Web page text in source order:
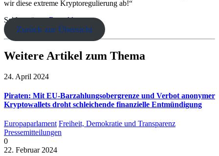
wir diese extreme Kryptoregulierung ab!“
Schlagwörter: Bargeld
Zurück zur Übersicht
Weitere Artikel zum Thema
24. April 2024
Piraten: Mit EU-Barzahlungsobergrenze und Verbot anonymer
Kryptowallets droht schleichende finanzielle Entmündigung
Europaparlament Freiheit, Demokratie und Transparenz
Pressemitteilungen
0
22. Februar 2024